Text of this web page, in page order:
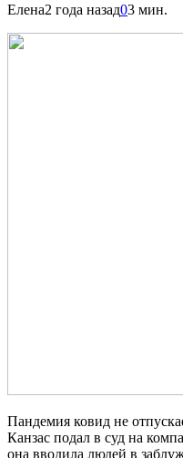
Елена2 года назад03 мин.
Пандемия ковид не
Канзас подал в суд на
она вводила людей в